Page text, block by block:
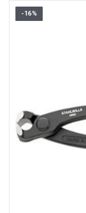
-16%